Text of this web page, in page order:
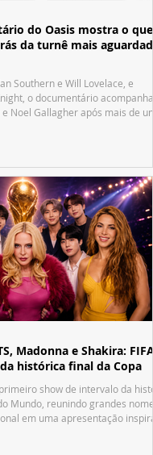
do Oasis mostra o que
da turnê mais aguardada
Southern e Will Lovelace, e
o documentário acompanha
Noel Gallagher após mais de
Madonna e Shakira: FIFA
histórica final da Copa
show de intervalo da
Mundo, reunindo grandes nomes
em uma apresentação